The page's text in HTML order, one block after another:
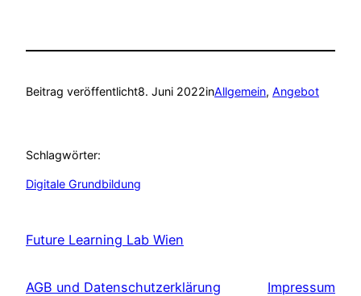
Beitrag veröffentlicht8. Juni 2022inAllgemein, Angebot
Schlagwörter:
Digitale Grundbildung
Future Learning Lab Wien
AGB und Datenschutzerklärung Impressum